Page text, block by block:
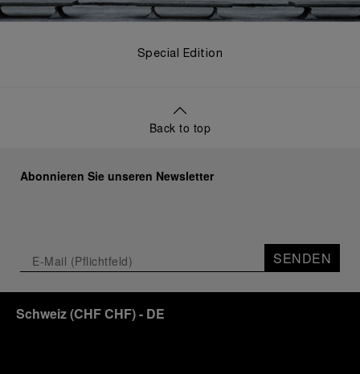
Special Edition
Back to top
Abonnieren Sie unseren Newsletter
SENDEN
Schweiz(CHF CHF)- DE